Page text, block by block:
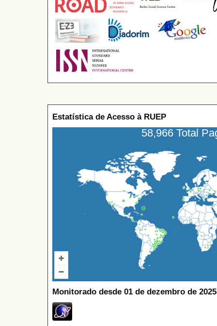
Estatística de Acesso à RUEP
58,966 Total
Monitorado desde 01 de dezembro de